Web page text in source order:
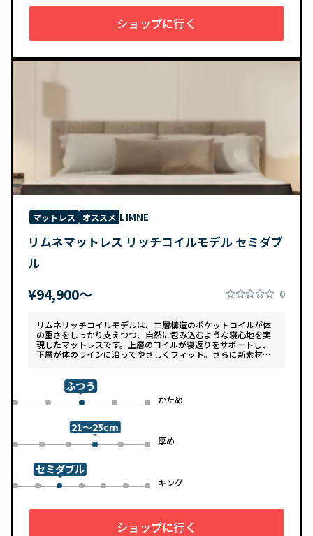
ショップに行く
マットレス オススメ LIMNE
リムネマットレス リッチコイルモデル セミダブ
ル
¥94,900〜 0
リムネリッチコイルモデルは、二層構造のポケットコイルが体
の重さをしっかり支えつつ、自然に包み込むような寝心地を実
現したマットレスです。上層のコイルが寝返りをサポートし、
下層が体のラインに沿ってやさしくフィット。さらに新素材
ンで、カバーは自宅で洗濯可能。清潔さと快適さの両方を追求
した一枚です。
0 1 2
ふつう
3 かため
4
0 1 2 3
21～25cm
4 厚め
5
0 1 2
セミダブル
3 4 5 キング
6
ショップに行く